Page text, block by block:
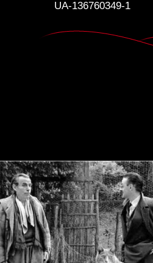
UA-136760349-1